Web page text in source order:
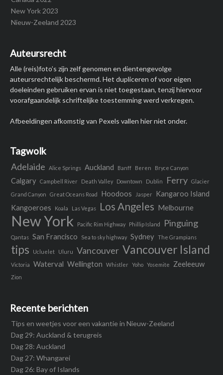
New York 2023
Nieuw-Zeeland 2023
Auteursrecht
Alle (reis)foto’s zijn zelf genomen en dientengevolge
auteursrechtelijk beschermd. Het dupliceren of voor eigen
doeleinden gebruiken ervan is niet toegestaan, tenzij hiervoor
voorafgaandelijk schriftelijke toestemming werd verkregen.
Afbeeldingen afkomstig van Pexels vallen hier niet onder.
Tagwolk
Adelaide Alice Springs Auckland Banff Beren Bryce Canyon
Calgary Campbell River Death Valley Downtown Dublin Ferry Glacier
Grand Canyon
Great Oceans Road Hoodoos Jasper
Kangaroo Island
Kangoeroes
Koala Las Vegas Los Angeles Melbourne
New York Pacific Rim Highway Phillip Island Pinguing
Qantas San Francisco Sea to sky highway Sydney The Grampians
tips Ucluelet Uluru Vancouver Vancouver Island
Victoria Waterval Wellington Whistler Yoho Yosemite Zeeleeuw
Zion
Recente berichten
Tips en weetjes voor een vakantie in Nieuw-Zeeland
Dag 29: Auckland & terugreis
Dag 28: Auckland
Dag 27: Whangarei
Dag 26: Bay of Islands